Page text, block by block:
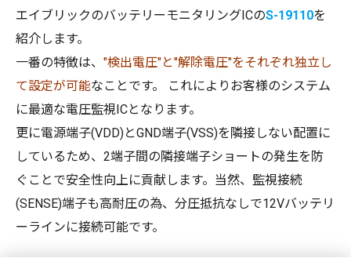
エイブリックのバッテリーモニタリングICのS-19110を
紹介します。
一番の特徴は、 "検出電圧"と"解除電圧"をそれぞれ独立し
て設定が可能なことです。 これによりお客様のシステム
に最適な電圧監視ICとなります。
更に電源端子(VDD)とGND端子(VSS)を隣接しない配置に
しているため、2端子間の隣接端子ショートの発生を防
ぐことで安全性向上に貢献します。当然、監視接続
(SENSE)端子も高耐圧の為、分圧抵抗なしで12Vバッテリ
ーラインに接続可能です。